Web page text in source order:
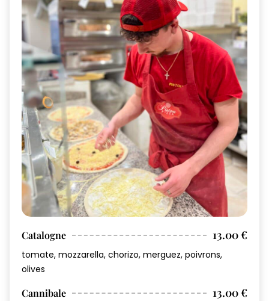
Catalogne 13.00 €
tomate, mozzarella, chorizo, merguez, poivrons,
olives
Cannibale 13.00 €